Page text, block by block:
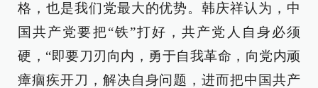
格，也是我们党最大的优势。韩庆祥认为，中
国共产党要把“铁”打好，共产党人自身必须
硬，“即要刀刃向内，勇于自我革命，向党内顽
瘴痼疾开刀，解决自身问题，进而把中国共产